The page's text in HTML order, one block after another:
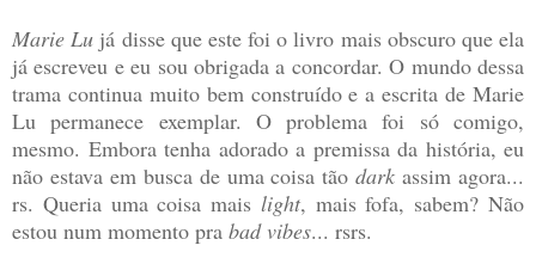
Marie Lu já disse que este foi o livro mais obscuro que ela
já escreveu e eu sou obrigada a concordar. O mundo dessa
trama continua muito bem construído e a escrita de Marie
Lu permanece exemplar. O problema foi só comigo,
mesmo. Embora tenha adorado a premissa da história, eu
não estava em busca de uma coisa tãodarkassim agora...
rs. Queria uma coisa mais light, mais fofa, sabem? Não
estou num momento pra bad vibes... rsrs.